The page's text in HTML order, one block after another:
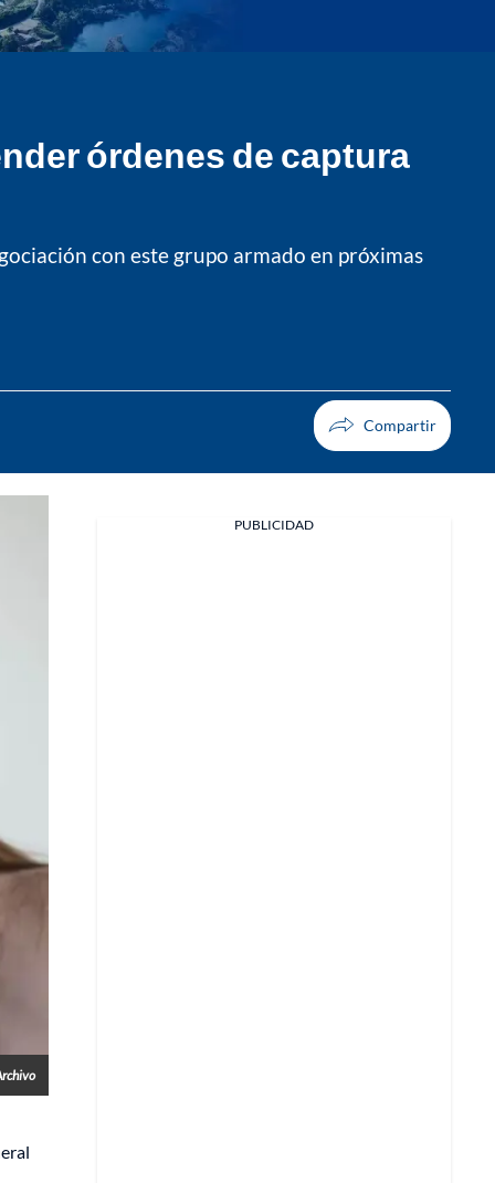
órdenes de captura
con este grupo armado en próximas
PUBLICIDAD